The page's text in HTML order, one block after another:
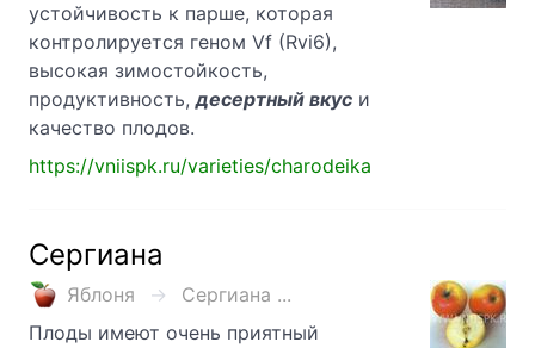
устойчивость к парше, которая
контролируется геном Vf (Rvi6),
высокая зимостойкость,
продуктивность,десертный вкус и
качество плодов.
https://vniispk.ru/varieties/charodeika
Сергиана
Яблоня
Сергиана ...
Плоды имеют очень приятный